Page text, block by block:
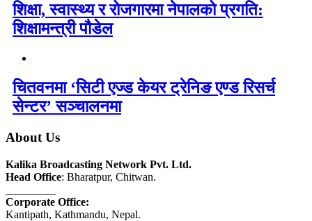
शिक्षा, स्वास्थ्य र रोजगारमा नेपालको प्रगति:
शिक्षामन्त्री पौडेल
चितवनमा ‘सिटी एज्ड केयर ट्रेनिङ एण्ड रिसर्च
सेन्टर’ सञ्चालनमा
About Us
Kalika Broadcasting Network Pvt. Ltd.
Head Office: Bharatpur, Chitwan.
Corporate Office:
Kantipath, Kathmandu, Nepal.